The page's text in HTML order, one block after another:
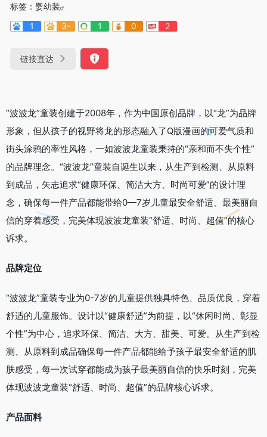
标签： 婴幼装
1
3- 1 0 2
链接直达
“波波龙”童装创建于2008年，作为中国原创品牌，以“龙”为品牌
形象，但从孩子的视野将龙的形态融入了Q版漫画的可爱气质和
街头涂鸦的率性风格，一如波波龙童装秉持的“亲和而不失个性”
的品牌理念。“波波龙”童装自诞生以来，从生产到检测、从原料
到成品，矢志追求“健康环保、简洁大方、时尚可爱”的设计理
念，确保每一件产品都能带给0—7岁儿童最安全舒适、最美丽自
信的穿着感受，完美体现波波龙童装“舒适、时尚、超值”的核心
诉求。
品牌定位
“波波龙”童装专业为0-7岁的儿童提供独具特色、品质优良，穿着
舒适的儿童服饰。设计以“健康舒适”为前提，以“休闲时尚、彰显
个性”为中心，追求环保、简洁、大方、甜美、可爱。从生产到检
测、从原料到成品确保每一件产品都能给予孩子最安全舒适的肌
肤感受，每一次试穿都能成为孩子最美丽自信的快乐时刻，完美
体现波波龙童装“舒适、时尚、超值”的品牌核心诉求。
产品面料